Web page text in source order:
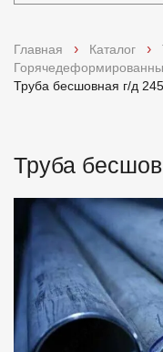
Услуги
Доставка и оплата
О компании
Отзывы
Контакты
Главная Каталог
Труба бесшовная г/д
Труба